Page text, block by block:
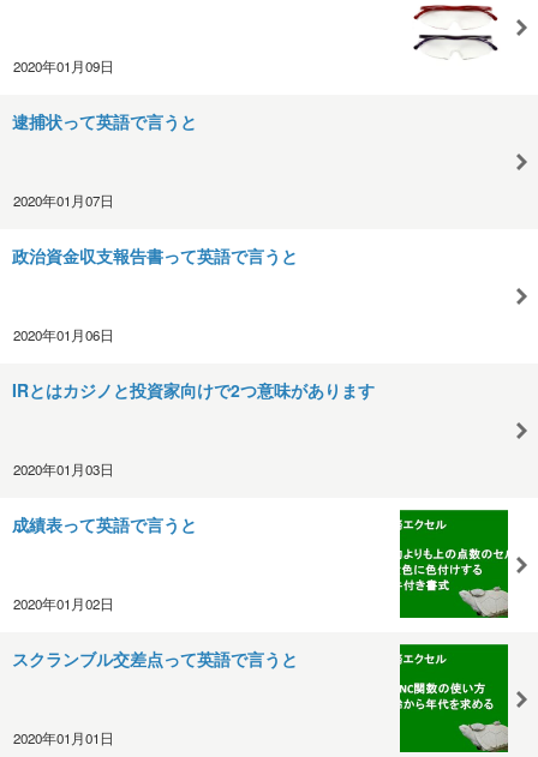
2020年01月09日
逮捕状って英語で言うと
2020年01月07日
政治資金収支報告書って英語で言うと
2020年01月06日
IRとはカジノと投資家向けで2つ意味があります
2020年01月03日
成績表って英語で言うと
2020年01月02日
スクランブル交差点って英語で言うと
2020年01月01日